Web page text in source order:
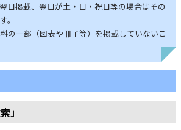
日掲載、翌日が土・日・祝日等の場合はその
。
の一部（図表や冊子等）を掲載していないこ
」